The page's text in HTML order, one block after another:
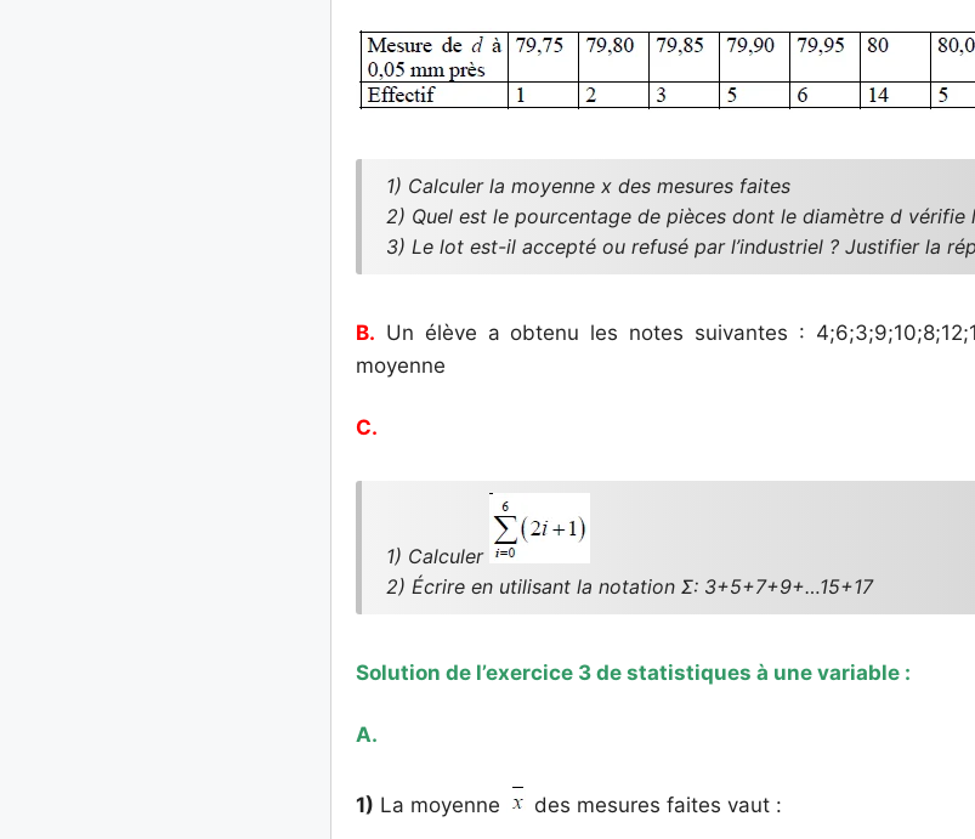
1) Calculer la moyenne x des mesures faites
2) Quel est le pourcentage de pièces dont le diamètre d vérifie
3) Le lot est-il accepté ou refusé par l’industriel ? Justifier la
B. Un élève a obtenu les notes suivantes :
moyenne
C.
1) Calculer
2) Écrire en utilisant la notation Σ: 3+5+7+9+…15+17
Solution de l’exercice 3 de statistiques à une variable :
A.
1) La moyenne des mesures faites vaut :